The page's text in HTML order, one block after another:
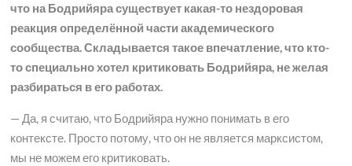
что на Бодрийяра существует какая-то нездоровая
реакция определённой части академического
сообщества. Складывается такое впечатление, что кто-
то специально хотел критиковать Бодрийяра, не желая
разбираться в его работах.
— Да, я считаю, что Бодрийяра нужно понимать в его
контексте. Просто потому, что он не является марксистом,
мы не можем его критиковать.